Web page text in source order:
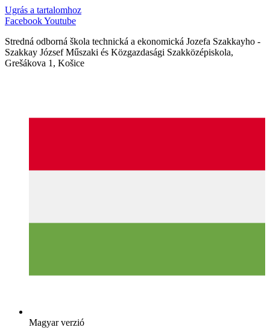
Ugrás a tartalomhoz
FacebookYoutube
Stredná odborná škola technická a ekonomická Jozefa Szakkayho -
Szakkay József Műszaki és Közgazdasági Szakközépiskola,
Grešákova 1, Košice
Magyar verzió